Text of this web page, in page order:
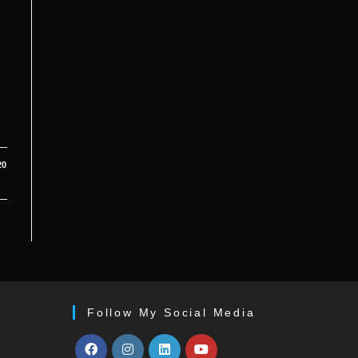
Follow My Social Media